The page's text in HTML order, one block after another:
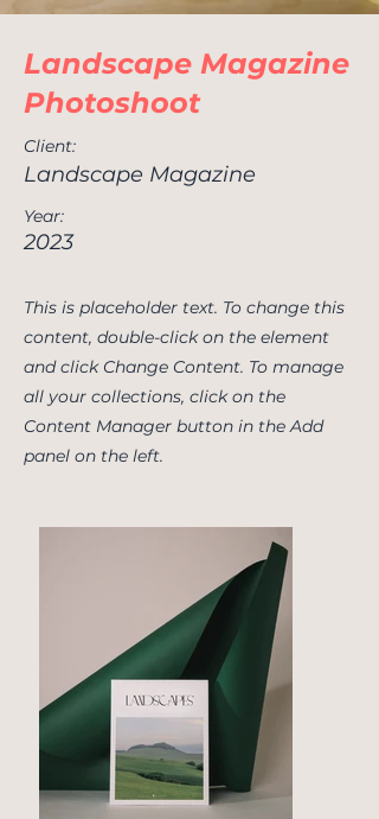
Landscape Magazine
Photoshoot
Client:
Landscape Magazine
Year:
2023
This is placeholder text. To change this
content, double-click on the element
and click Change Content. To manage
all your collections, click on the
Content Manager button in the Add
panel on the left.